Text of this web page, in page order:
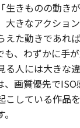
きものの動き
きなアクション
えた動きであれ
も、わずかに手
る人には大きな
、画質優先で
している作品